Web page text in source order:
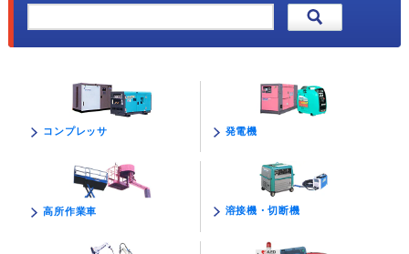
コンプレッサ 発電機
高所作業車 溶接機・切断機